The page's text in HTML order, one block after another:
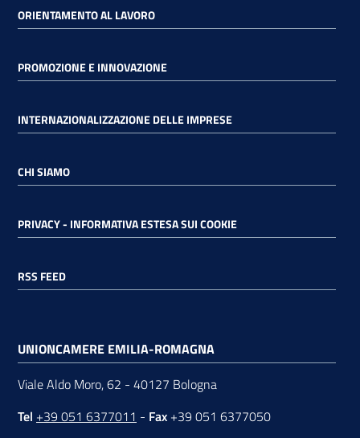
ORIENTAMENTO AL LAVORO
PROMOZIONE E INNOVAZIONE
INTERNAZIONALIZZAZIONE DELLE IMPRESE
CHI SIAMO
PRIVACY - INFORMATIVA ESTESA SUI COOKIE
RSS FEED
UNIONCAMERE EMILIA-ROMAGNA
Viale Aldo Moro, 62 - 40127 Bologna
Tel +39 051 6377011 - Fax +39 051 6377050